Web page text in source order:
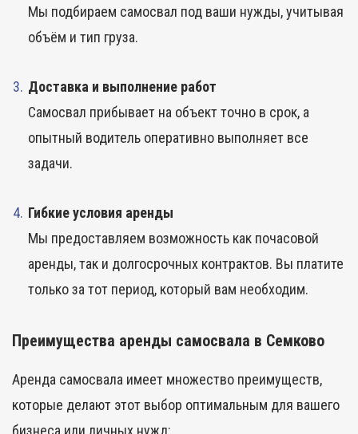
Мы подбираем самосвал под ваши нужды, учитывая
объём и тип груза.
Доставка и выполнение работ
Самосвал прибывает на объект точно в срок, а
опытный водитель оперативно выполняет все
задачи.
Гибкие условия аренды
Мы предоставляем возможность как почасовой
аренды, так и долгосрочных контрактов. Вы платите
только за тот период, который вам необходим.
Преимущества аренды самосвала в Семково
Аренда самосвала имеет множество преимуществ,
которые делают этот выбор оптимальным для вашего
бизнеса или личных нужд: